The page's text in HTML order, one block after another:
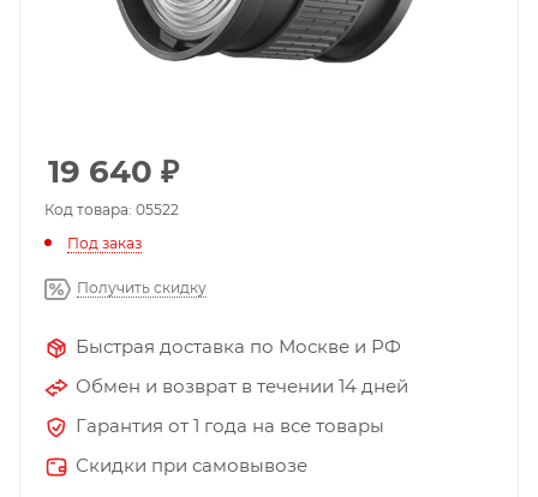
19 640 ₽
Код товара: 05522
Под заказ
Получить скидку
Быстрая доставка по Москве и РФ
Обмен и возврат в течении 14 дней
Гарантия от 1 года на все товары
Скидки при самовывозе